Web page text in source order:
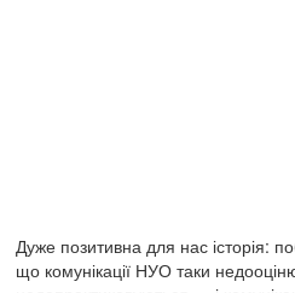
Дуже позитивна для нас історія:
що комунікації НУО таки